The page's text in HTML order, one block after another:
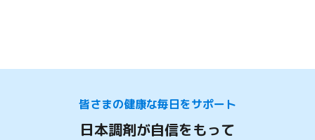
皆さまの健康な毎日をサポート
日本調剤が自信をもって